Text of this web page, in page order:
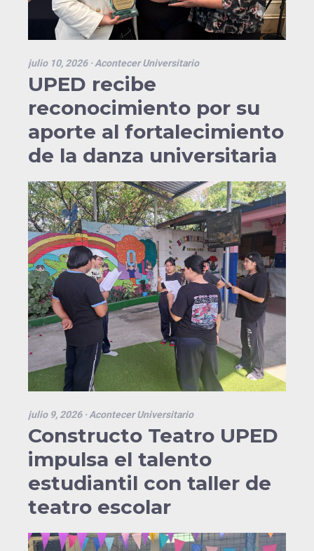
julio 10, 2026· Acontecer Universitario
UPED recibe
reconocimiento por su
aporte al fortalecimiento
de la danza universitaria
julio 9, 2026· Acontecer Universitario
Constructo Teatro UPED
impulsa el talento
estudiantil con taller de
teatro escolar